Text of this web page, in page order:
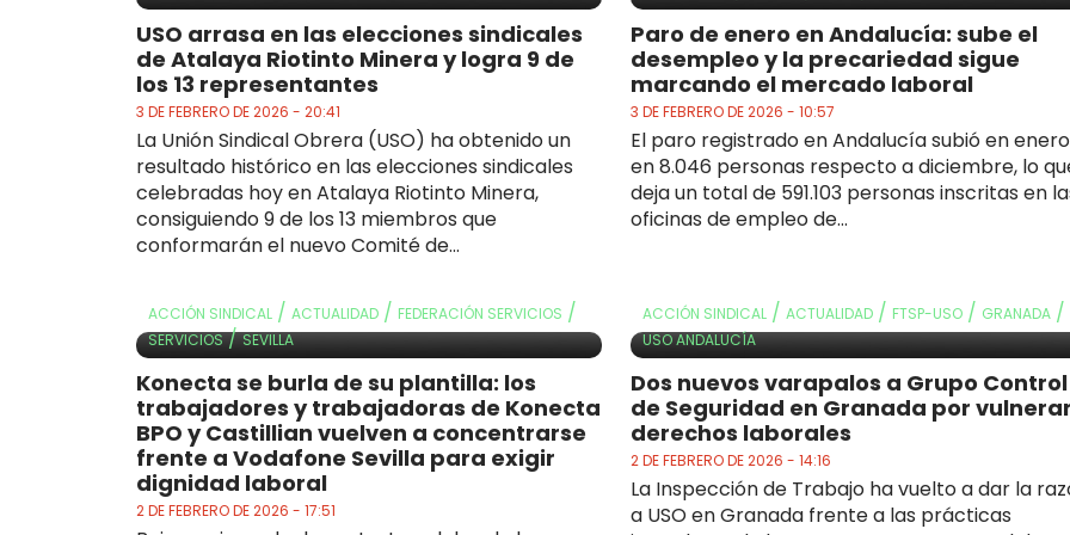
USO arrasa en las elecciones sindicales
de Atalaya Riotinto Minera y logra 9 de
los 13 representantes
3 DE FEBRERO DE 2026 - 20:41
La Unión Sindical Obrera (USO) ha obtenido un
resultado histórico en las elecciones sindicales
celebradas hoy en Atalaya Riotinto Minera,
consiguiendo 9 de los 13 miembros que
conformarán el nuevo Comité de...
Paro de enero en Andalucía: sube el
desempleo y la precariedad sigue
marcando el mercado laboral
3 DE FEBRERO DE 2026 - 10:57
El paro registrado en Andalucía subió en enero
en 8.046 personas respecto a diciembre, lo
deja un total de 591.103 personas inscritas en
oficinas de empleo de...
ACCIÓN SINDICAL / ACTUALIDAD / FEDERACIÓN SERVICIOS /
SERVICIOS/SEVILLA
Konecta se burla de su plantilla: los
trabajadores y trabajadoras de Konecta
BPO y Castillian vuelven a concentrarse
frente a Vodafone Sevilla para exigir
dignidad laboral
2 DE FEBRERO DE 2026 - 17:51
ACCIÓN SINDICAL/ ACTUALIDAD/ FTSP-USO/ GRANADA/
USO ANDALUCÍA
Dos nuevos varapalos a Grupo Control
de Seguridad en Granada por vulnerar
derechos laborales
2 DE FEBRERO DE 2026 - 14:16
La Inspección de Trabajo ha vuelto a dar la
a USO en Granada frente a las prácticas